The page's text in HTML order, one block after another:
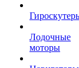
Лодочные
моторы